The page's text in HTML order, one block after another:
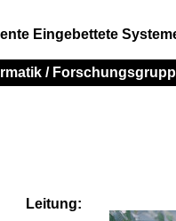
Eingebettete
/
Leitung: